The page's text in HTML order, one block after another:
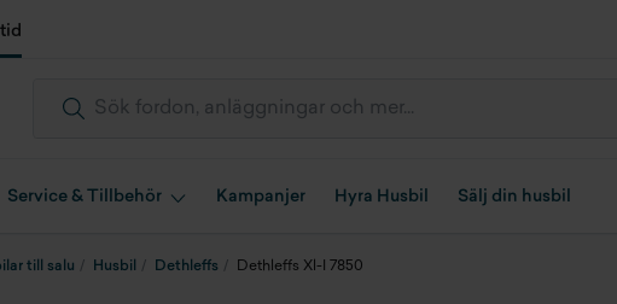
Service & Tillbehör Kampanjer Hyra Husbil Sälj din husbil
till salu Husbil Dethleffs Dethleffs Xl-I 7850